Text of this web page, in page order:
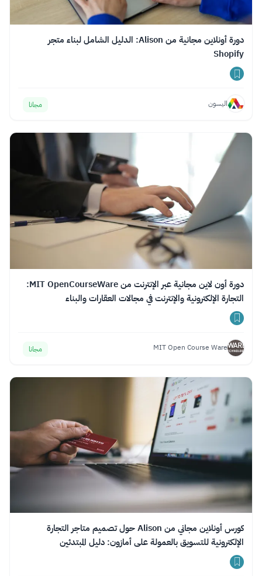
دورة أونلاين مجانية من Alison: الدليل الشامل لبناء متجر
Shopify
اليسون مجانا
دورة أون لاين مجانية عبر الإنترنت من MIT OpenCourseWare:
التجارة الإلكترونية والإنترنت في مجالات العقارات والبناء
MIT Open Course Ware مجانا
كورس أونلاين مجاني من Alison حول تصميم متاجر التجارة
الإلكترونية للتسويق بالعمولة على أمازون: دليل المبتدئين